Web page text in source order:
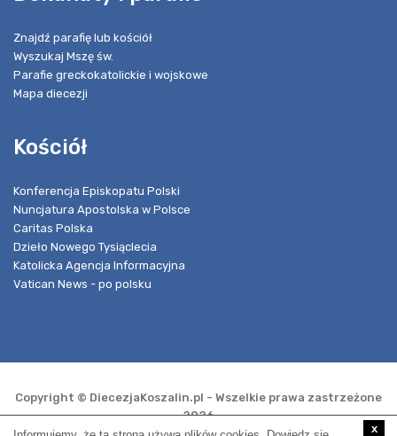
Znajdź parafię lub kościół
Wyszukaj Mszę św.
Parafie greckokatolickie i wojskowe
Mapa diecezji
Kościół
Konferencja Episkopatu Polski
Nuncjatura Apostolska w Polsce
Caritas Polska
Dzieło Nowego Tysiąclecia
Katolicka Agencja Informacyjna
Vatican News - po polsku
Copyright © DiecezjaKoszalin.pl - Wszelkie prawa zastrzeżone
2026
x